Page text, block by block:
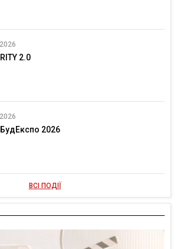
2.0
2026
ВСІ ПОДІЇ